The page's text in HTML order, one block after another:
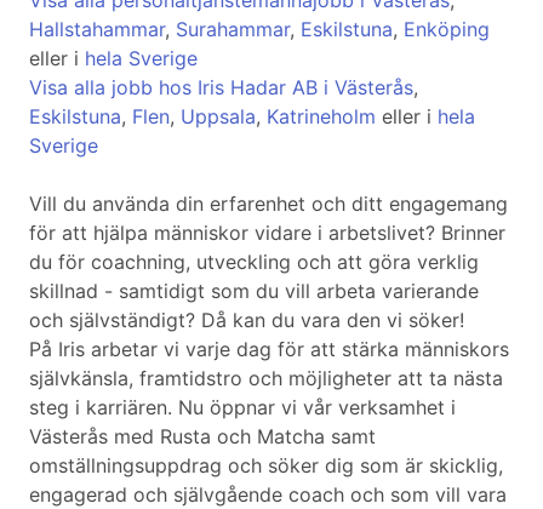
Hallstahammar, Surahammar, Eskilstuna, Enköping
eller i hela Sverige
Visa alla jobb hos Iris Hadar AB i Västerås,
Eskilstuna, Flen, Uppsala, Katrineholm eller i hela
Sverige
Vill du använda din erfarenhet och ditt engagemang
för att hjälpa människor vidare i arbetslivet? Brinner
du för coachning, utveckling och att göra verklig
skillnad - samtidigt som du vill arbeta varierande
och självständigt? Då kan du vara den vi söker!
På Iris arbetar vi varje dag för att stärka människors
självkänsla, framtidstro och möjligheter att ta nästa
steg i karriären. Nu öppnar vi vår verksamhet i
Västerås med Rusta och Matcha samt
omställningsuppdrag och söker dig som är skicklig,
engagerad och självgående coach och som vill vara